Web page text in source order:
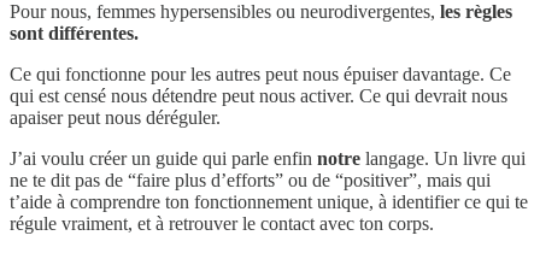
Pour nous, femmes hypersensibles ou neurodivergentes, les règles
sont différentes.
Ce qui fonctionne pour les autres peut nous épuiser davantage. Ce
qui est censé nous détendre peut nous activer. Ce qui devrait nous
apaiser peut nous déréguler.
J’ai voulu créer un guide qui parle enfin notre langage. Un livre qui
ne te dit pas de “faire plus d’efforts” ou de “positiver”, mais qui
t’aide à comprendre ton fonctionnement unique, à identifier ce qui te
régule vraiment, et à retrouver le contact avec ton corps.